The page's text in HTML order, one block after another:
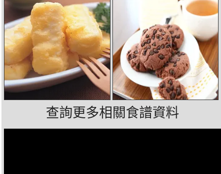
查詢更多相關食譜資料